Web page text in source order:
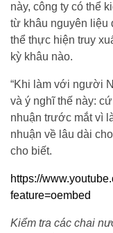
này, công ty có thể
từ khâu nguyên liệu
thể thực hiện truy
kỳ khâu nào.
“Khi làm với người
và ý nghĩ thế này:
nhuận trước mắt vì
nhuận về lâu dài
cho biết.
https://
feature=oembed
Kiểm tra các chai